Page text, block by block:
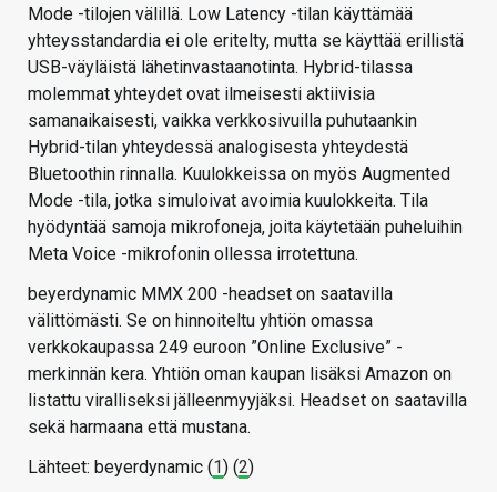
Mode -tilojen välillä. Low Latency -tilan käyttämää
yhteysstandardia ei ole eritelty, mutta se käyttää erillistä
USB-väyläistä lähetinvastaanotinta. Hybrid-tilassa
molemmat yhteydet ovat ilmeisesti aktiivisia
samanaikaisesti, vaikka verkkosivuilla puhutaankin
Hybrid-tilan yhteydessä analogisesta yhteydestä
Bluetoothin rinnalla. Kuulokkeissa on myös Augmented
Mode -tila, jotka simuloivat avoimia kuulokkeita. Tila
hyödyntää samoja mikrofoneja, joita käytetään puheluihin
Meta Voice -mikrofonin ollessa irrotettuna.
beyerdynamic MMX 200 -headset on saatavilla
välittömästi. Se on hinnoiteltu yhtiön omassa
verkkokaupassa 249 euroon ”Online Exclusive” -
merkinnän kera. Yhtiön oman kaupan lisäksi Amazon on
listattu viralliseksi jälleenmyyjäksi. Headset on saatavilla
sekä harmaana että mustana.
Lähteet: beyerdynamic (1) (2)